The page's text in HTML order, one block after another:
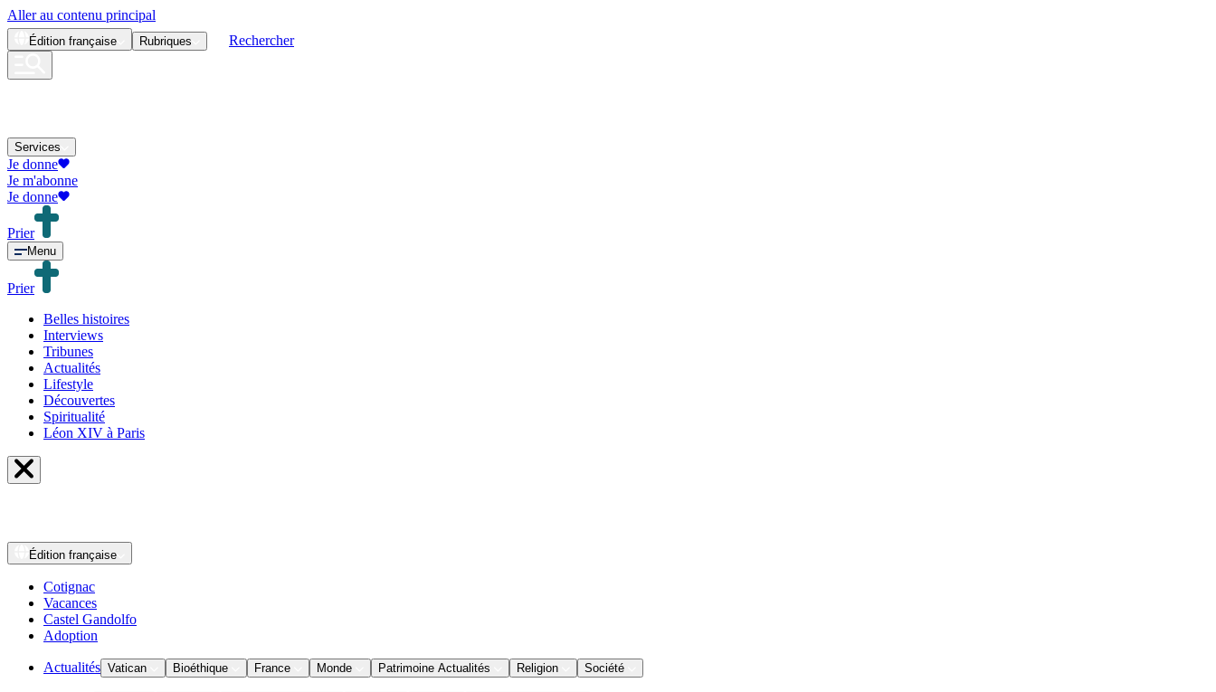
Aller au contenu principal
Édition française Rubriques Rechercher
Services
Je donne
Je m'abonne
Je donne
Prier
Menu
Prier
Belles histoires
Interviews
Tribunes
Actualités
Lifestyle
Découvertes
Spiritualité
Léon XIV à Paris
Édition française
Cotignac
Vacances
Castel Gandolfo
Adoption
Actualités Vatican Bioéthique France Monde Patrimoine Actualités Religion Société